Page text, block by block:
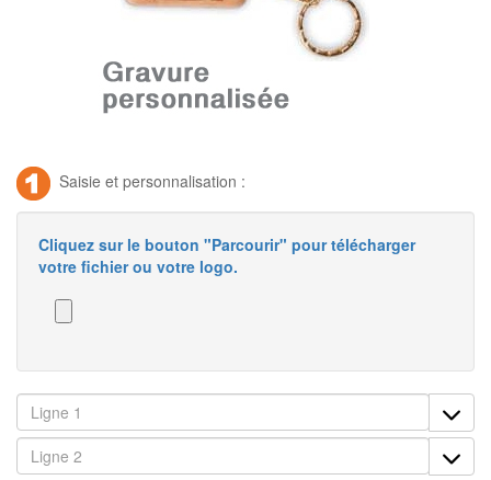
Saisie et personnalisation :
Cliquez sur le bouton "Parcourir" pour télécharger
votre fichier ou votre logo.